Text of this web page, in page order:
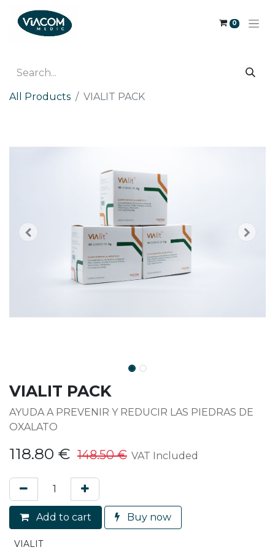
0
All Products VIALIT PACK
VIALIT PACK
AYUDA A PREVENIR Y REDUCIR LAS PIEDRAS DE
OXALATO
118.80 € 148.50€ VAT Included
Add to cart Buy now
VIALIT